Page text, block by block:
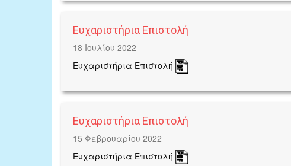
Ευχαριστήρια Επιστολή
18 Ιουλίου 2022
Ευχαριστήρια Επιστολή
Ευχαριστήρια Επιστολή
15 Φεβρουαρίου 2022
Ευχαριστήρια Επιστολή